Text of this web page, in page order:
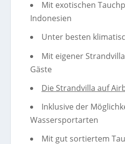
Mit exotischen
Indonesien
Unter besten
Mit eigener
Gäste
Die Strandvilla auf
Inklusive der
Wassersportarten
Mit gut sortiertem